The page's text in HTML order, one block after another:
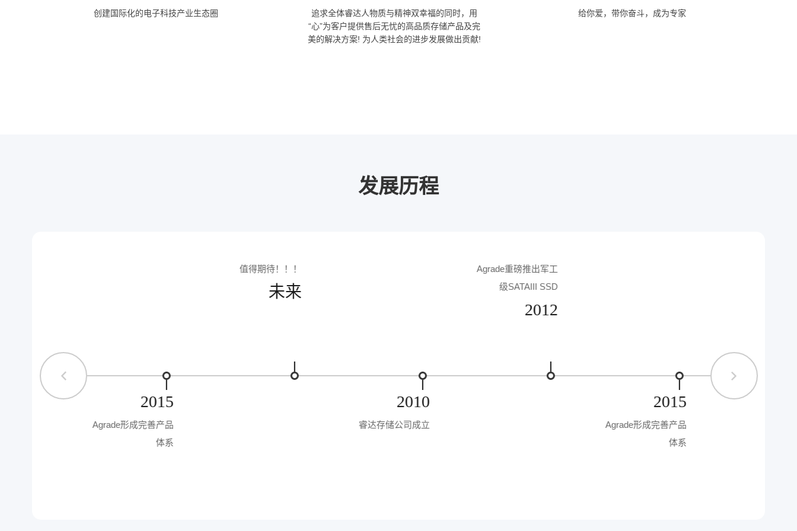
创建国际化的电子科技产业生态圈
追求全体睿达人物质与精神双幸福的同时，用
“心”为客户提供售后无忧的高品质存储产品及完
美的解决方案! 为人类社会的进步发展做出贡献!
给你爱，带你奋斗，成为专家
发展历程
2015
Agrade形成完善产品
体系
值得期待！！！
未来
2010
睿达存储公司成立
Agrade重磅推出军工
级SATAIII SSD
2012
2015
Agrade形成完善产品
体系